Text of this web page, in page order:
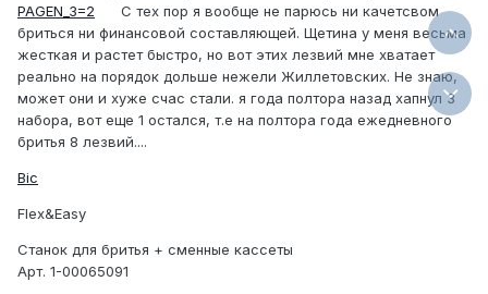
PAGEN_3=2 С тех пор я вообще не парюсь ни качетсвом
бриться ни финансовой составляющей. Щетина у меня весьма
жесткая и растет быстро, но вот этих лезвий мне хватает
реально на порядок дольше нежели Жиллетовских. Не знаю,
может они и хуже счас стали. я года полтора назад хапнул 3
набора, вот еще 1 остался, т.е на полтора года ежедневного
бритья 8 лезвий....
Bic
Flex&Easy
Станок для бритья + сменные кассеты
Арт. 1-00065091